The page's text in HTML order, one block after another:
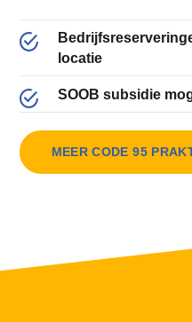
locatie
SOOB subsidie
MEER CODE 95